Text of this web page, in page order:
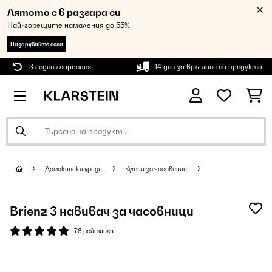
Лятото е в разгара си
Най-горещите намаления до 55%
Пазарувайте сега
3 години гаранция 14 дни за връщане на продукта
Домакински уреди Кутии за часовници
Brienz 3 навивач за часовници
76 рейтинги